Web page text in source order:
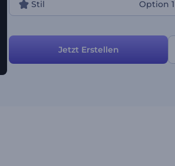
Stil Option 1
Jetzt Erstellen